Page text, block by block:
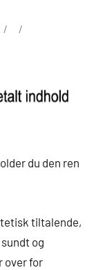
du den ren
tiltalende,
og
over for